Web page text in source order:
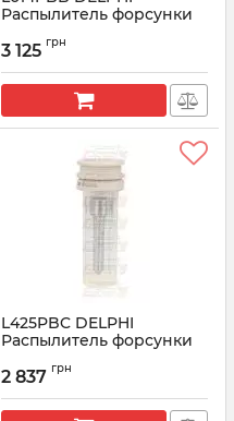
Распылитель форсунки
Артикул:
3 125 грн
L425PBC DELPHI
Распылитель форсунки
Артикул:
2 837 грн